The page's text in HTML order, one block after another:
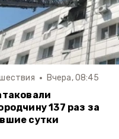
Вчера, 08:45
137 раз за
сутки